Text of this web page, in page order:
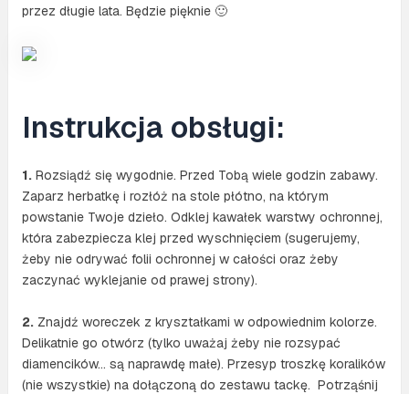
przez długie lata. Będzie pięknie 🙂
Instrukcja obsługi:
1.Rozsiądź się wygodnie. Przed Tobą wiele godzin zabawy.
Zaparz herbatkę i rozłóż na stole płótno, na którym
powstanie Twoje dzieło. Odklej kawałek warstwy ochronnej,
która zabezpiecza klej przed wyschnięciem (sugerujemy,
żeby nie odrywać folii ochronnej w całości oraz żeby
zaczynać wyklejanie od prawej strony).
2.Znajdź woreczek z kryształkami w odpowiednim kolorze.
Delikatnie go otwórz (tylko uważaj żeby nie rozsypać
diamencików… są naprawdę małe). Przesyp troszkę koralików
(nie wszystkie) na dołączoną do zestawu tackę. Potrząśnij